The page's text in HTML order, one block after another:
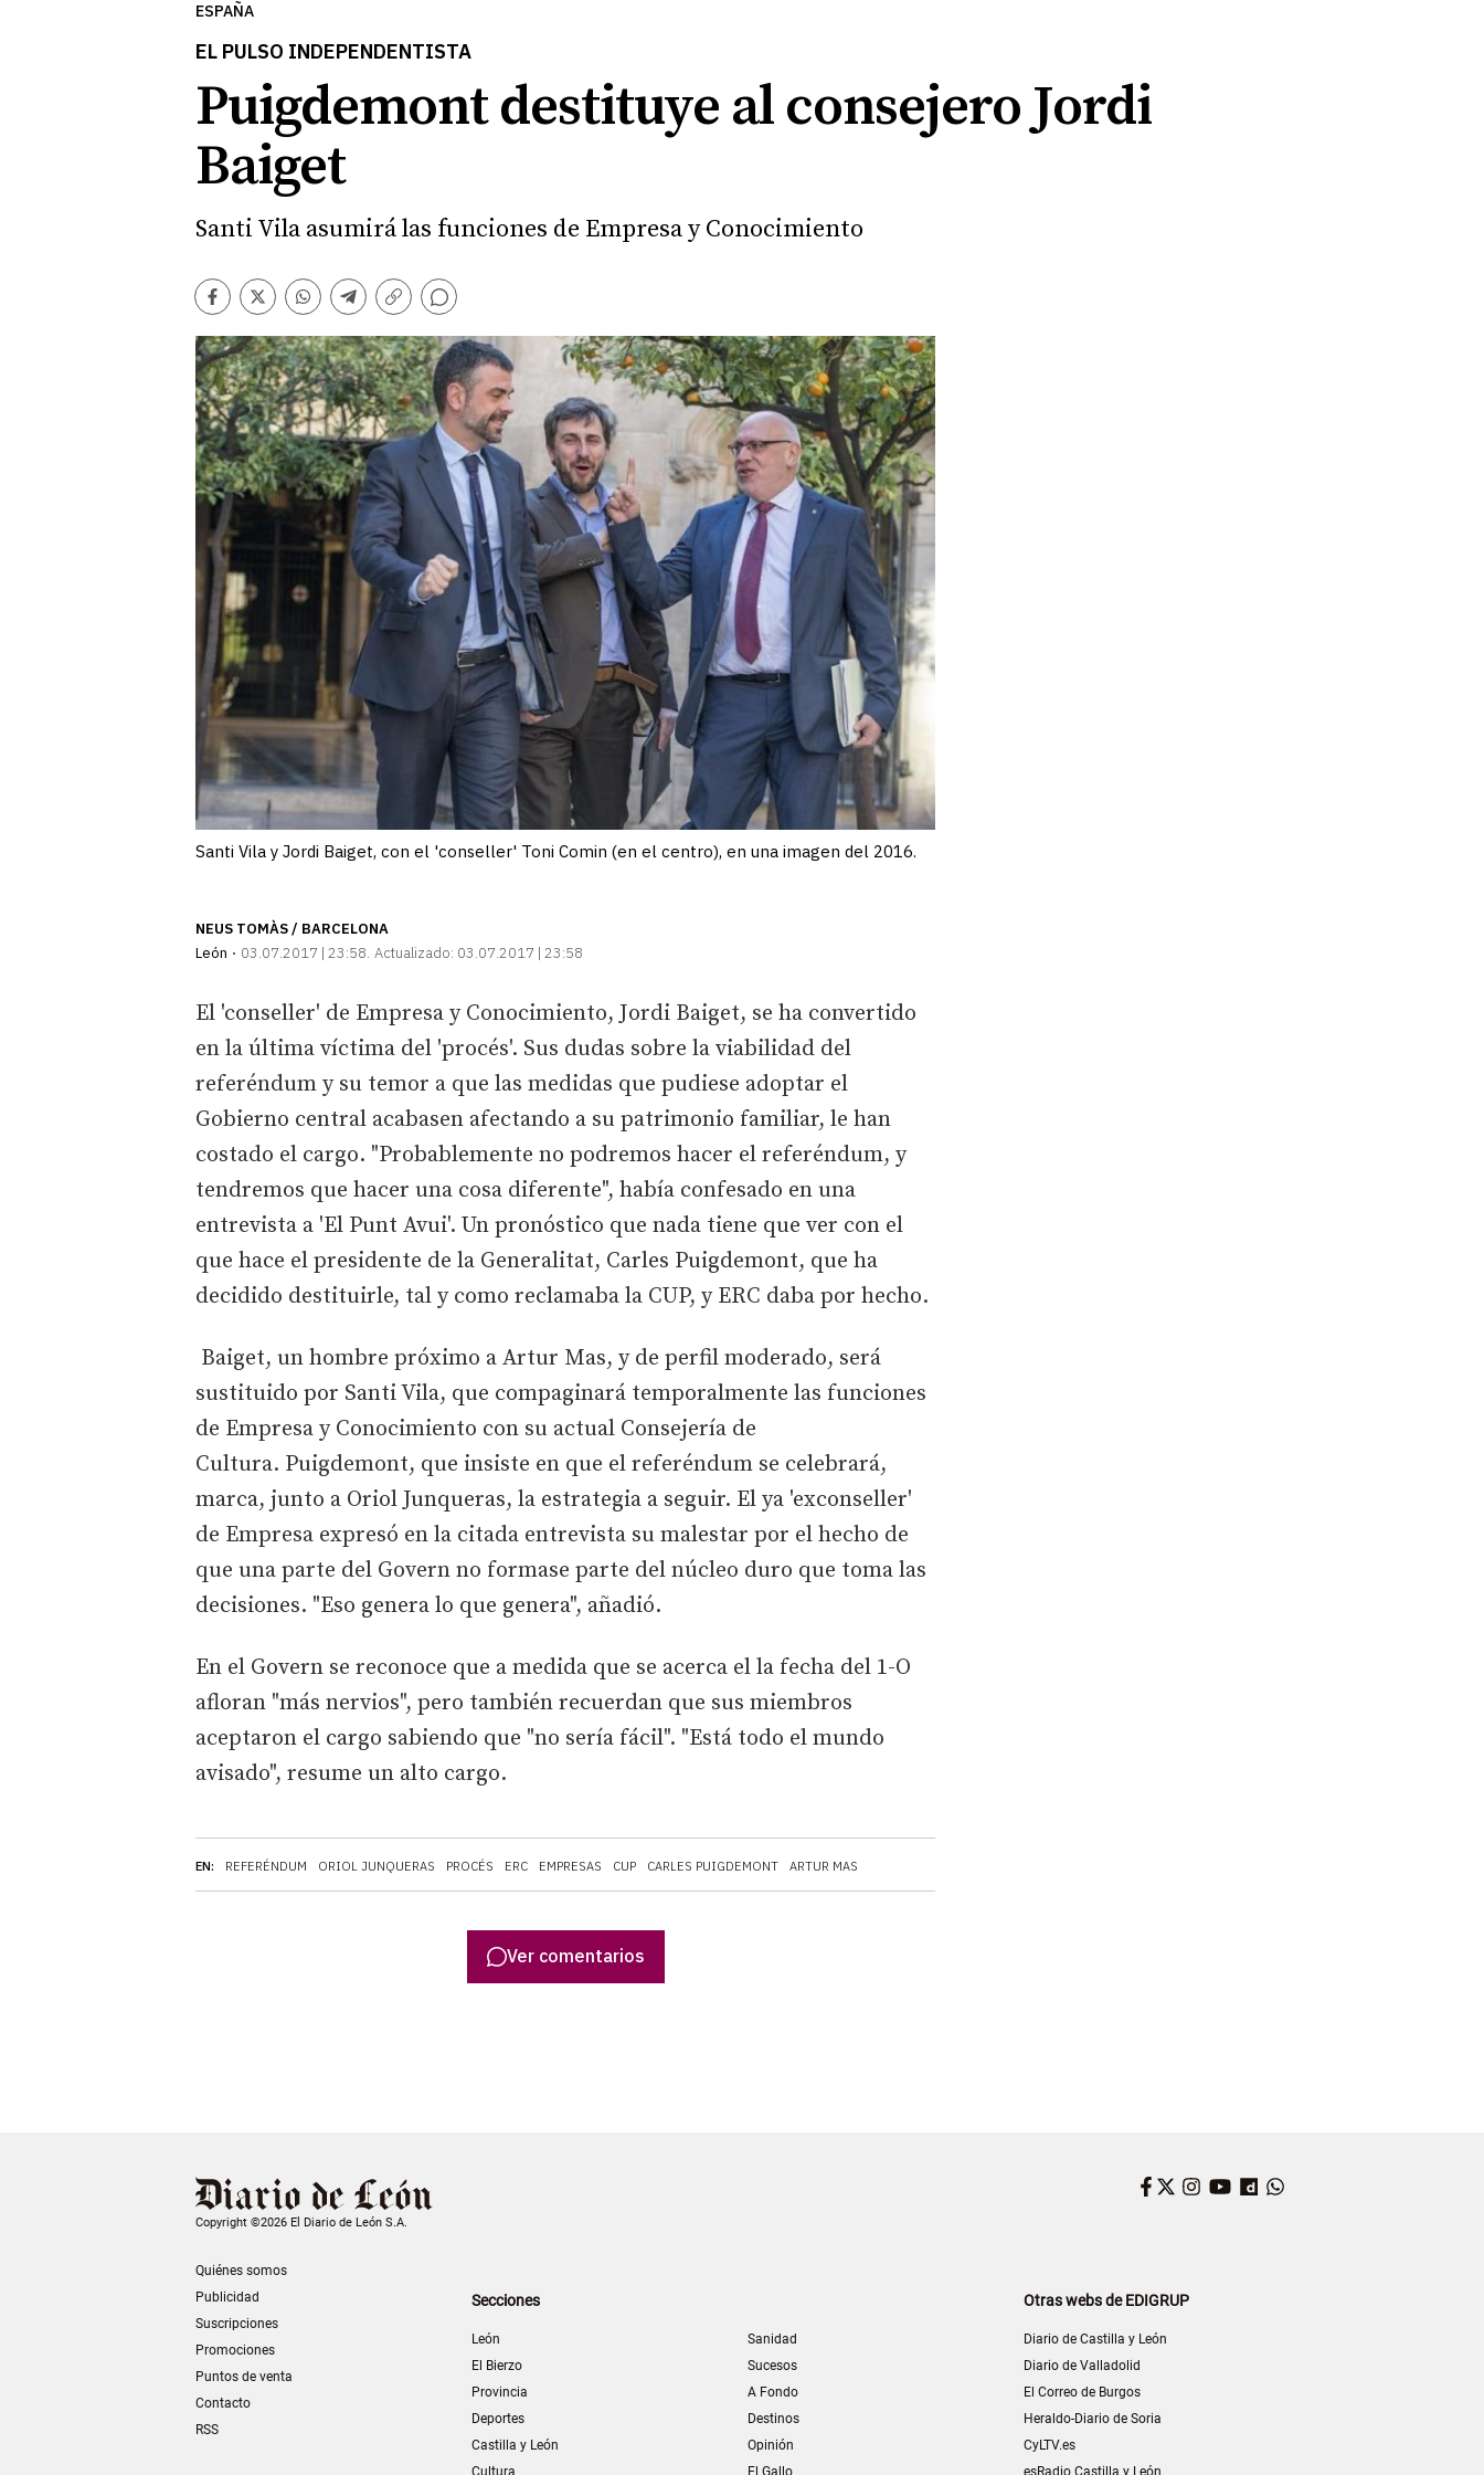
ESPAÑA
EL PULSO INDEPENDENTISTA
Puigdemont destituye al consejero Jordi
Baiget
Santi Vila asumirá las funciones de Empresa y Conocimiento
Facebook
TwitterWhatsapp
Telegram
Copiar
enlace
Comentarios
Santi Vila y Jordi Baiget, con el 'conseller' Toni Comin (en el centro), en una imagen del 2016.
NEUS TOMÀS / BARCELONA
León
03.07.2017 | 23:58 Actualizado: 03.07.2017 | 23:58
EN: REFERÉNDUM ORIOL JUNQUERAS PROCÉS ERC EMPRESAS CUP CARLES PUIGDEMONT ARTUR MAS
El 'conseller' de Empresa y Conocimiento, Jordi Baiget, se ha convertido
en la última víctima del 'procés'. Sus dudas sobre la viabilidad del
referéndum y su temor a que las medidas que pudiese adoptar el
Gobierno central acabasen afectando a su patrimonio familiar, le han
costado el cargo. "Probablemente no podremos hacer el referéndum, y
tendremos que hacer una cosa diferente", había confesado en una
entrevista a 'El Punt Avui'. Un pronóstico que nada tiene que ver con el
que hace el presidente de la Generalitat, Carles Puigdemont, que ha
decidido destituirle, tal y como reclamaba la CUP, y ERC daba por hecho.
Baiget, un hombre próximo a Artur Mas, y de perfil moderado, será
sustituido por Santi Vila, que compaginará temporalmente las funciones
de Empresa y Conocimiento con su actual Consejería de
Cultura. Puigdemont, que insiste en que el referéndum se celebrará,
marca, junto a Oriol Junqueras, la estrategia a seguir. El ya 'exconseller'
de Empresa expresó en la citada entrevista su malestar por el hecho de
que una parte del Govern no formase parte del núcleo duro que toma las
decisiones. "Eso genera lo que genera", añadió.
En el Govern se reconoce que a medida que se acerca el la fecha del 1-O
afloran "más nervios", pero también recuerdan que sus miembros
aceptaron el cargo sabiendo que "no sería fácil". "Está todo el mundo
avisado", resume un alto cargo.
Ver comentarios
Copyright ©2026 El Diario de León S.A.
Quiénes somos
Publicidad
Suscripciones
Promociones
Puntos de venta
Contacto
RSS
Facebook
Twitter
Instagram
YouTube
Dailymotion
Secciones
León
El Bierzo
Provincia
Deportes
Castilla y León
Sanidad
Sucesos
A Fondo
Destinos
Opinión
Otras webs de EDIGRUP
Diario de Castilla y León
Diario de Valladolid
El Correo de Burgos
Heraldo-Diario de Soria
CyLTV.es